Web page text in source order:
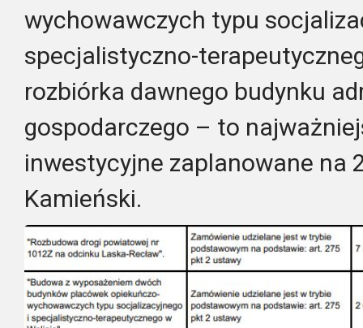
wychowawczych typu
specjalistyczno-
rozbiórka dawnego budynku
gospodarczego – to
inwestycyjne zaplanowane na
Kamieński.